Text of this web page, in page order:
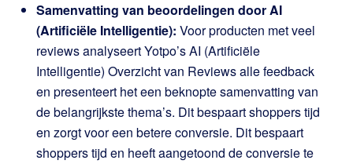
Samenvatting van beoordelingen door AI
(Artificiële Intelligentie): Voor producten met veel
reviews analyseert Yotpo’s AI (Artificiële
Intelligentie) Overzicht van Reviews alle feedback
en presenteert het een beknopte samenvatting van
de belangrijkste thema’s. Dit bespaart shoppers tijd
en zorgt voor een betere conversie. Dit bespaart
shoppers tijd en heeft aangetoond de conversie te